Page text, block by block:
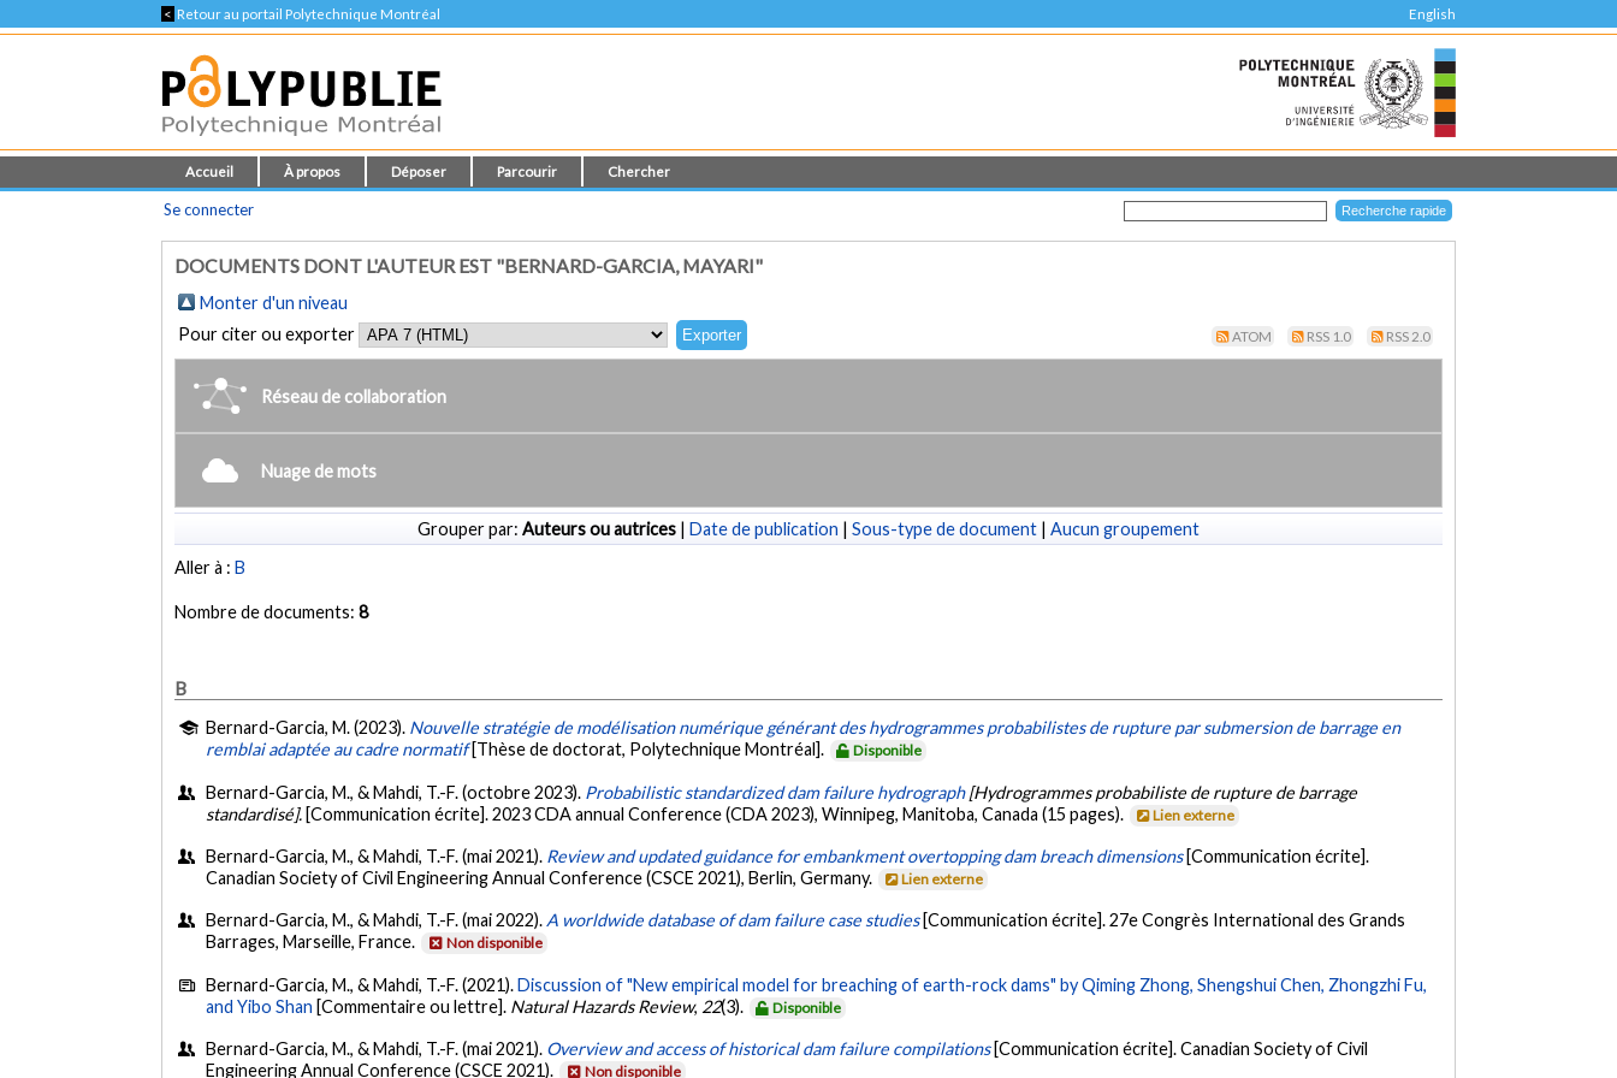
< Retour au portail Polytechnique Montréal English
Accueil À propos Déposer Parcourir Chercher
Se connecter
DOCUMENTS DONT L'AUTEUR EST "BERNARD-GARCIA, MAYARI"
Monter d'un niveau
Pour citer ou exporter
ATOM RSS 1.0 RSS 2.0
Réseau de collaboration
Nuage de mots
Grouper par: Auteurs ou autrices | Date de publication | Sous-type de document | Aucun groupement
Aller à :B
Nombre de documents:8
B
Bernard-Garcia, M. (2023). Nouvelle stratégie de modélisation numérique générant des hydrogrammes probabilistes de rupture par submersion de barrage en
remblai adaptée au cadre normatif [Thèse de doctorat, Polytechnique Montréal]. Disponible
Bernard-Garcia, M., & Mahdi, T.-F. (octobre 2023). Probabilistic standardized dam failure hydrograph[Hydrogrammes probabiliste de rupture de barrage
standardisé]. [Communication écrite]. 2023 CDA annual Conference (CDA 2023), Winnipeg, Manitoba, Canada (15 pages). Lien externe
Bernard-Garcia, M., & Mahdi, T.-F. (mai 2021). Review and updated guidance for embankment overtopping dam breach dimensions [Communication écrite].
Canadian Society of Civil Engineering Annual Conference (CSCE 2021), Berlin, Germany.
Lien externe
Bernard-Garcia, M., & Mahdi, T.-F. (mai 2022). A worldwide database of dam failure case studies [Communication écrite]. 27e Congrès International des Grands
Barrages, Marseille, France.
Non disponible
Bernard-Garcia, M., & Mahdi, T.-F. (2021).Discussion of "New empirical model for breaching of earth-rock dams" by Qiming Zhong, Shengshui Chen, Zhongzhi Fu,
and Yibo Shan [Commentaire ou lettre]. Natural Hazards Review, 22(3). Disponible
Bernard-Garcia, M., & Mahdi, T.-F. (mai 2021). Overview and access of historical dam failure compilations [Communication écrite]. Canadian Society of Civil
Engineering Annual Conference (CSCE 2021).
Non disponible